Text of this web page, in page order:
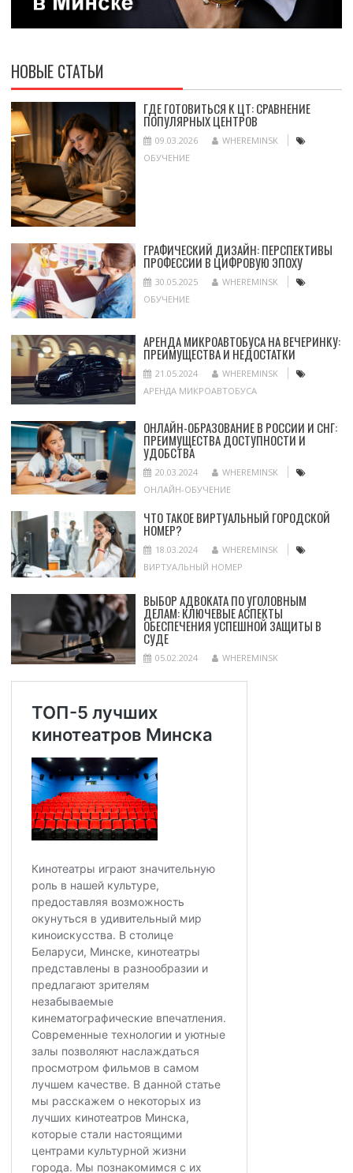
НОВЫЕ СТАТЬИ
ГДЕ ГОТОВИТЬСЯ К ЦТ: СРАВНЕНИЕ
ПОПУЛЯРНЫХ ЦЕНТРОВ
09.03.2026
WHEREMINSK
ОБУЧЕНИЕ
ГРАФИЧЕСКИЙ ДИЗАЙН: ПЕРСПЕКТИВЫ
ПРОФЕССИИ В ЦИФРОВУЮ ЭПОХУ
30.05.2025
WHEREMINSK
ОБУЧЕНИЕ
АРЕНДА МИКРОАВТОБУСА НА ВЕЧЕРИНКУ:
ПРЕИМУЩЕСТВА И НЕДОСТАТКИ
21.05.2024
WHEREMINSK
АРЕНДА МИКРОАВТОБУСА
ОНЛАЙН-ОБРАЗОВАНИЕ В РОССИИ И СНГ:
ПРЕИМУЩЕСТВА ДОСТУПНОСТИ И
УДОБСТВА
20.03.2024
WHEREMINSK
ОНЛАЙН-ОБУЧЕНИЕ
ЧТО ТАКОЕ ВИРТУАЛЬНЫЙ ГОРОДСКОЙ
НОМЕР?
18.03.2024
WHEREMINSK
ВИРТУАЛЬНЫЙ НОМЕР
ВЫБОР АДВОКАТА ПО УГОЛОВНЫМ
ДЕЛАМ: КЛЮЧЕВЫЕ АСПЕКТЫ
ОБЕСПЕЧЕНИЯ УСПЕШНОЙ ЗАЩИТЫ В
СУДЕ
05.02.2024 WHEREMINSK